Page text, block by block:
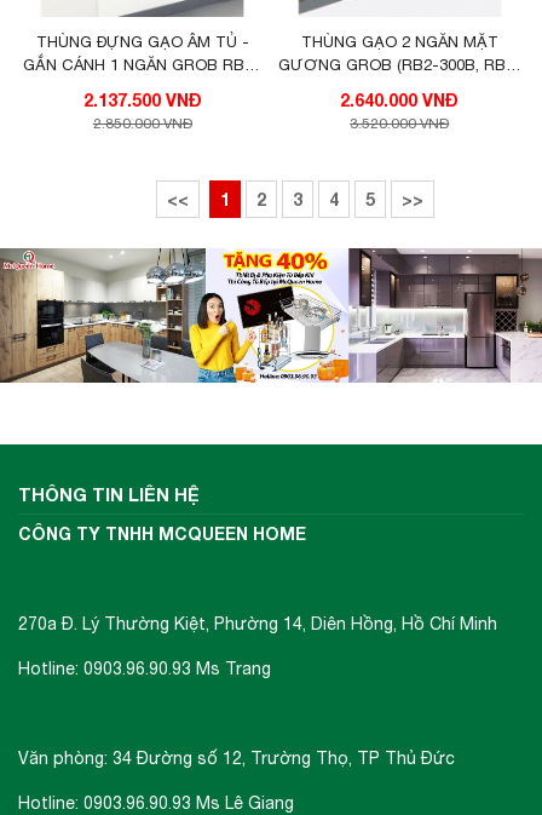
THÙNG ĐỰNG GẠO ÂM TỦ -
GẮN CÁNH 1 NGĂN GROB RBD-
2.137.500 VNĐ
2.850.000 VNĐ
THÙNG GẠO 2 NGĂN MẶT
GƯƠNG GROB (RB2-300B, RB2-
2.640.000 VNĐ
3.520.000 VNĐ
<< 1 2 3 4 5 >>
THÔNG TIN LIÊN HỆ
CÔNG TY TNHH MCQUEEN HOME
270a Đ. Lý Thường Kiệt, Phường 14, Diên Hồng, Hồ Chí Minh
Hotline: 0903.96.90.93 Ms Trang
Văn phòng: 34 Đường số 12, Trường Thọ, TP Thủ Đức
Hotline: 0903.96.90.93 Ms Lê Giang